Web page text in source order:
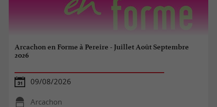
Arcachon en Forme à Pereire - Juillet Août Septembre
2026
09/08/2026
Arcachon